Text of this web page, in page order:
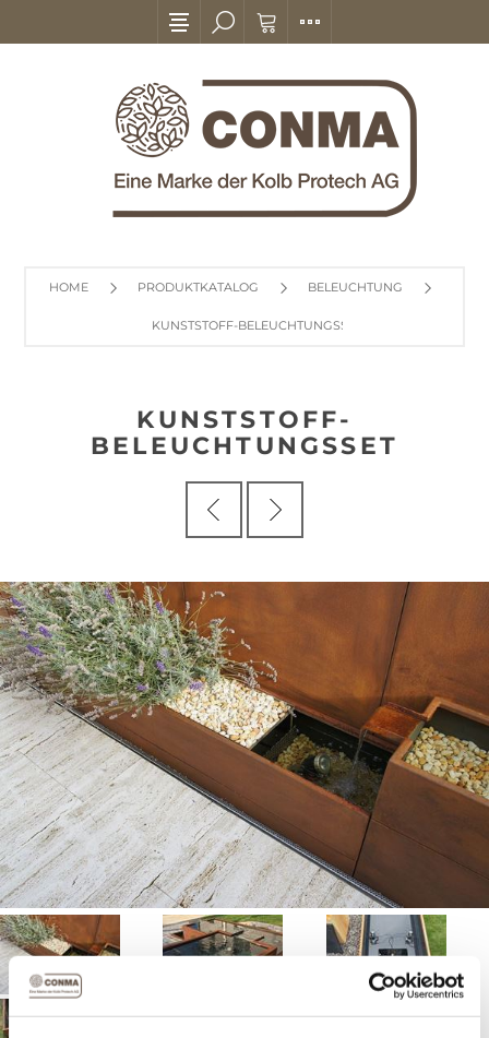
HOME PRODUKTKATALOG BELEUCHTUNG
KUNSTSTOFF-BELEUCHTUNGSSET
KUNSTSTOFF-
BELEUCHTUNGSSET